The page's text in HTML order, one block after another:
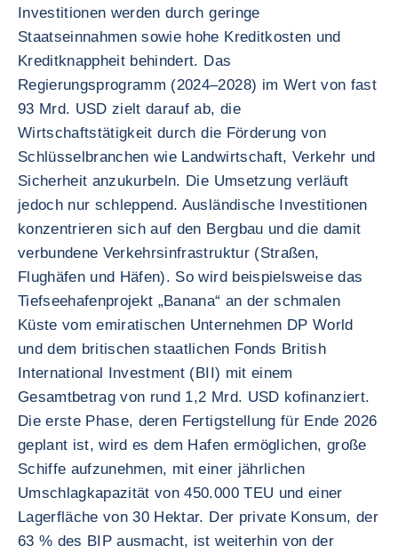
Investitionen werden durch geringe
Staatseinnahmen sowie hohe Kreditkosten und
Kreditknappheit behindert. Das
Regierungsprogramm (2024–2028) im Wert von fast
93 Mrd. USD zielt darauf ab, die
Wirtschaftstätigkeit durch die Förderung von
Schlüsselbranchen wie Landwirtschaft, Verkehr und
Sicherheit anzukurbeln. Die Umsetzung verläuft
jedoch nur schleppend. Ausländische Investitionen
konzentrieren sich auf den Bergbau und die damit
verbundene Verkehrsinfrastruktur (Straßen,
Flughäfen und Häfen). So wird beispielsweise das
Tiefseehafenprojekt „Banana“ an der schmalen
Küste vom emiratischen Unternehmen DP World
und dem britischen staatlichen Fonds British
International Investment (BII) mit einem
Gesamtbetrag von rund 1,2 Mrd. USD kofinanziert.
Die erste Phase, deren Fertigstellung für Ende 2026
geplant ist, wird es dem Hafen ermöglichen, große
Schiffe aufzunehmen, mit einer jährlichen
Umschlagkapazität von 450.000 TEU und einer
Lagerfläche von 30 Hektar. Der private Konsum, der
63 % des BIP ausmacht, ist weiterhin von der